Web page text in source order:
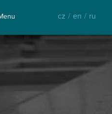
cz / en / ru